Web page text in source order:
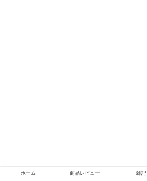
ホーム 商品レビュー 雑記